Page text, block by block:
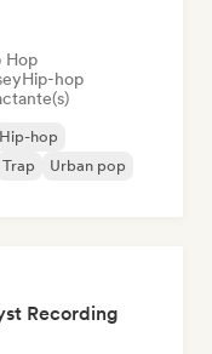
Hop
Hip-hop
Hip-hop
Trap
Urban pop
Recording